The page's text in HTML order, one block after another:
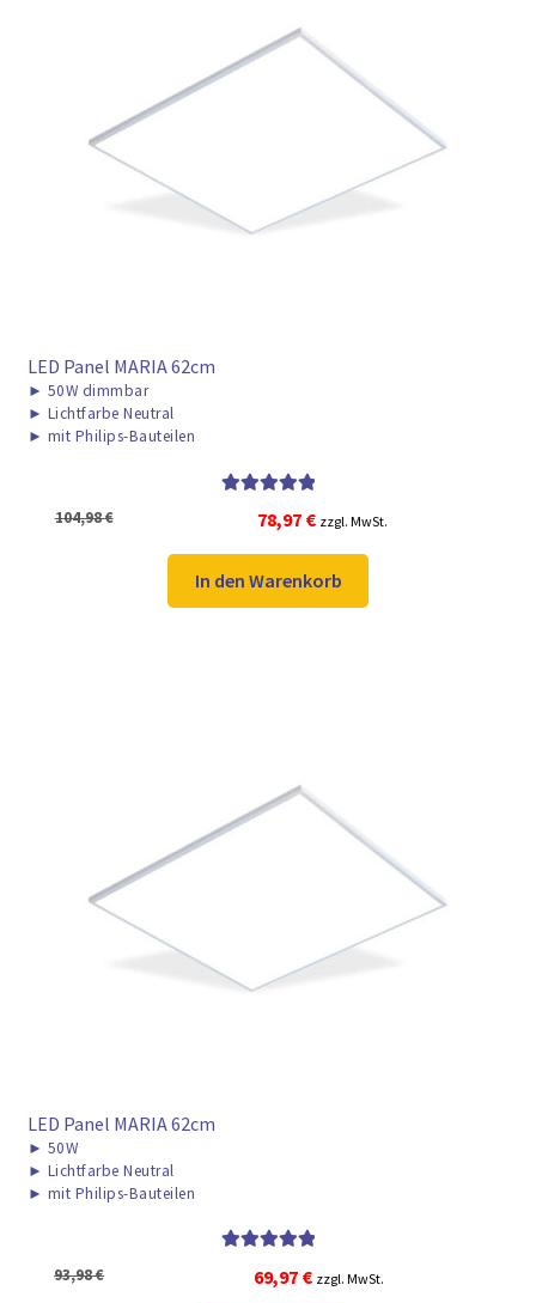
LED Panel MARIA 62cm
► 50W dimmbar
► Lichtfarbe Neutral
► mit Philips-Bauteilen
von 5
104,98€
Ursprünglicher
Preis
war:
104,98 €
78,97 €Aktueller
Preis
ist:
78,97 €.
zzgl. MwSt.
In den Warenkorb
LED Panel MARIA 62cm
► 50W
► Lichtfarbe Neutral
► mit Philips-Bauteilen
von 5
93,98€
Ursprünglicher
69,97 €Aktueller
zzgl. MwSt.